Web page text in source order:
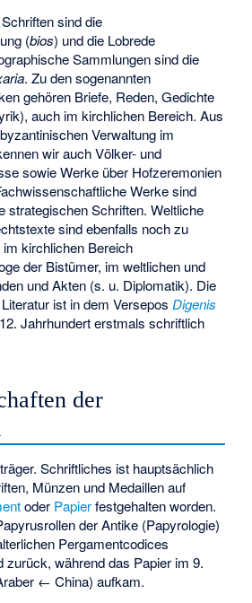
sind die
(bios) und die Lobrede
Sammlungen sind die
. Zu den sogenannten
gehören Briefe, Reden, Gedichte
auch im kirchlichen Bereich. Aus
Verwaltung im
wir auch Völker- und
sowie Werke über Hofzeremonien
Werke sind
strategischen Schriften. Weltliche
sind ebenfalls noch zu
im kirchlichen Bereich
der Bistümer, im weltlichen und
und Akten (s. u. Diplomatik). Die
ist in dem Versepos Digenis
Jahrhundert erstmals schriftlich
der
Schriftliches ist hauptsächlich
Münzen und Medaillen auf
oder Papierfestgehalten worden.
der Antike (Papyrologie)
Pergamentcodices
zurück, während das Papier im 9.
← China) aufkam.